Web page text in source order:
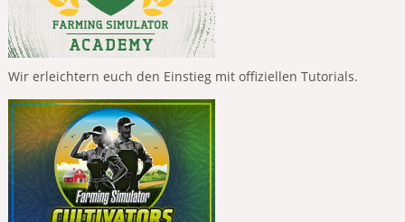
Wir erleichtern euch den Einstieg mit offiziellen Tutorials.